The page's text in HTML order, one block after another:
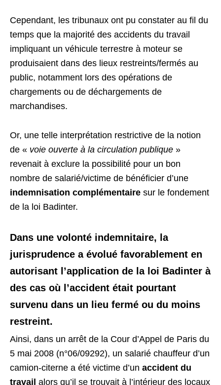
Cependant, les tribunaux ont pu constater au fil du
temps que la majorité des accidents du travail
impliquant un véhicule terrestre à moteur se
produisaient dans des lieux restreints/fermés au
public, notamment lors des opérations de
chargements ou de déchargements de
marchandises.
Or, une telle interprétation restrictive de la notion
de « voie ouverte à la circulation publique »
revenait à exclure la possibilité pour un bon
nombre de salarié/victime de bénéficier d’une
indemnisation complémentaire sur le fondement
de la loi Badinter.
Dans une volonté indemnitaire, la
jurisprudence a évolué favorablement en
autorisant l’application de la loi Badinter à
des cas où l’accident était pourtant
survenu dans un lieu fermé ou du moins
restreint.
Ainsi, dans un arrêt de la Cour d’Appel de Paris du
5 mai 2008 (n°06/09292), un salarié chauffeur d’un
camion-citerne a été victime d’un accident du
travail alors qu’il se trouvait à l’intérieur des locaux